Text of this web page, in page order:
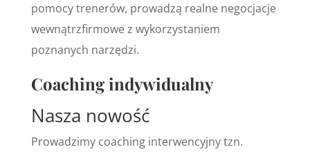
pomocy trenerów, prowadzą realne negocjacje
wewnątrzfirmowe z wykorzystaniem
poznanych narzędzi.
Coaching indywidualny
Nasza nowość
Prowadzimy coaching interwencyjny tzn.